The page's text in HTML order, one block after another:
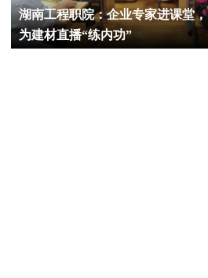
湖南工程职院：企业专家进课堂，
为建材直播“练内功”